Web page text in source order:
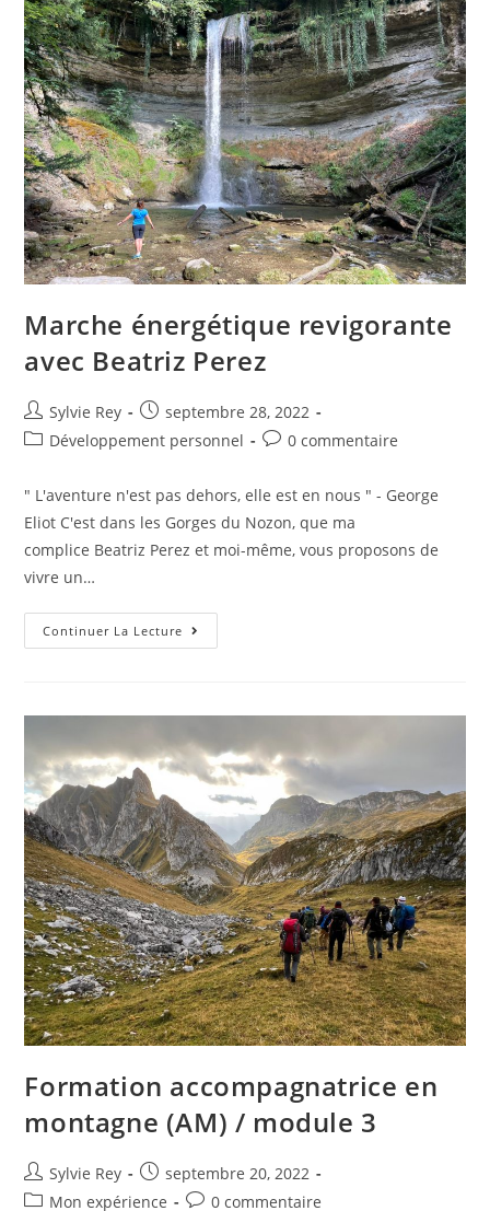
Marche énergétique revigorante
avec Beatriz Perez
Sylvie Rey
septembre 28, 2022
Développement personnel
0 commentaire
" L'aventure n'est pas dehors, elle est en nous " - George
Eliot C'est dans les Gorges du Nozon, que ma
complice Beatriz Perez et moi-même, vous proposons de
vivre un…
Continuer La Lecture
Formation accompagnatrice en
montagne (AM) / module 3
Sylvie Rey
septembre 20, 2022
Mon expérience
0 commentaire